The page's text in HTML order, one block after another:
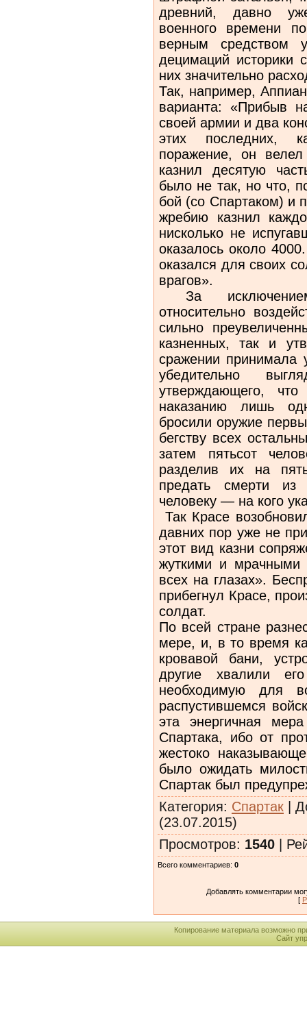
древний, давно
военного времени
верным средством
децимаций историки
них значительно
Так, например,
варианта: «Прибыв
своей армии и два
этих последних,
поражение, он
казнил десятую
было не так, но что,
бой (со Спартаком) и
жребию казнил
нисколько не
оказалось около
оказался для своих
врагов».
За
относительно
сильно
казненных, так и
сражении принимала
убедительно
утверждающего,
наказанию лишь
бросили оружие
бегству всех
затем пятьсот
разделив их на
предать смерти из
человеку — на кого
Так Красе
давних пор уже не
этот вид казни
жуткими и
всех на глазах».
прибегнул Красе,
солдат.
По всей стране
мере, и, в то время
кровавой бани,
другие хвалили
необходимую для
распустившемся
эта энергичная
Спартака, ибо от
жестоко
было ожидать
Спартак был
Категория: Спартак |
(23.07.2015)
Просмотров: 1540 |
Всего комментариев: 0
Добавлять комментарии
[
Копирование материала возможно
Сайт